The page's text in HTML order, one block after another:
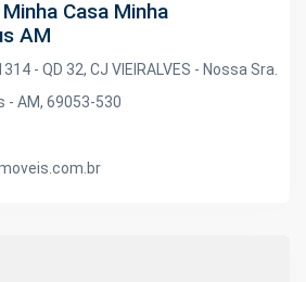
Casa Minha
AM
- QD 32, CJ VIEIRALVES - Nossa Sra.
- AM, 69053-530